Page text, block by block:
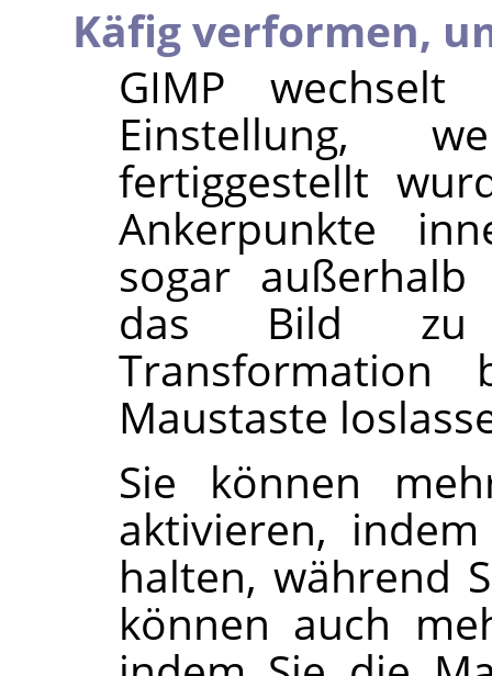
Käfig verformen,
GIMP wechselt
Einstellung,
fertiggestellt
Ankerpunkte
sogar
das Bild zu
Maustaste
Sie können
aktivieren,
halten, während
können auch